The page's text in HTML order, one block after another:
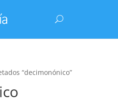
“decimonónico”